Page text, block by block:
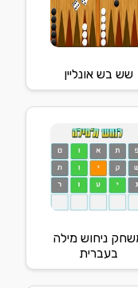
שש בש אונליין
ניחוש מילה
בעברית